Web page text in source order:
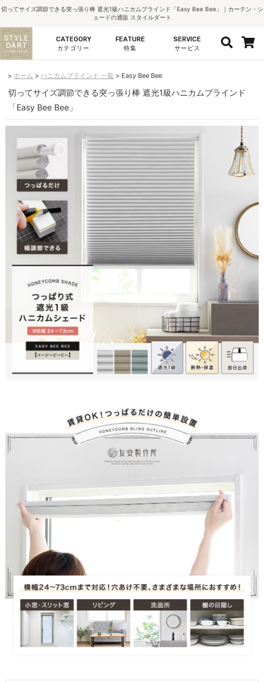
切ってサイズ調節できる突っ張り棒 遮光1級ハニカムブラインド「Easy Bee Bee」｜カーテン・シ
ェードの通販 スタイルダート
CATEGORY
カテゴリー
FEATURE
特集
SERVICE
サービス
ホーム ハニカムブラインド 一覧 Easy Bee Bee
切ってサイズ調節できる突っ張り棒 遮光1級ハニカムブラインド
「Easy Bee Bee」